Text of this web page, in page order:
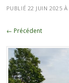
PUBLIÉ 22 JUIN 2025 À
← Précédent